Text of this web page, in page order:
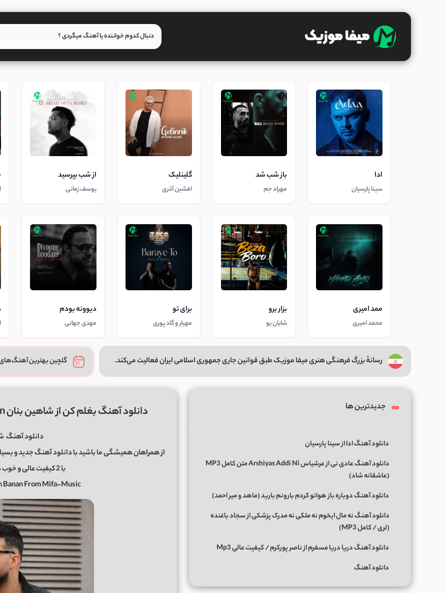
ادا
سینا پارسیان
باز شب شد
مهراد جم
گلینلیک
افشین آذری
از شب بپرسید
یوسف زمانی
ممد امیری
محمد امیری
بزار برو
شایان یو
برای تو
مهیار و گاد پوری
دیوونه بودم
مهدی جهانی
رسانهٔ بزرگ فرهنگی هنری میفا موزیک طبق قوانین جاری جمهوری اسلامی ایران فعالیت می‌کند. گلچین بهترین
دانلود آهنگ بغلم کن از شاهین بنان Baghalam Kon / کیفیت عالی + متن کامل
دانلود آهنگ
از همراهان همیشگی ما باشید با دانلود آهنگ جدید و
با 2 کیفیت عالی و خوب در رسانه معتبر
Banan From Mifa-Music
جدیدترین ها
دانلود آهنگ ادا از سینا پارسیان
دانلود آهنگ عادی نی از عرشیاس Arshiyas Addi Ni متن کامل MP3
(عاشقانه شاد)
دانلود آهنگ دوباره باز هواتو کردم بارونم بارید (ماهد و میر احمد)
دانلود آهنگ ﻧﻪ ﻣﺎل اﻳﺨﻮم ﻧﻪ ﻣﻠﻜﻰ ﻧﻪ ﻣﺪرک ﭘﺰﺷﻜﻰ از سجاد باغنده
(لری / کامل MP3)
دانلود آهنگ دریا دریا مسفرم از ناصر پورکرم / کیفیت عالی Mp3
دانلود آهنگ